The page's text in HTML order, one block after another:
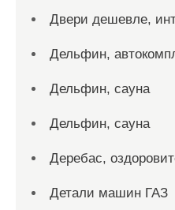
Двери дешевле,
Дельфин,
Дельфин, сауна
Дельфин, сауна
Деребас,
Детали машин ГАЗ